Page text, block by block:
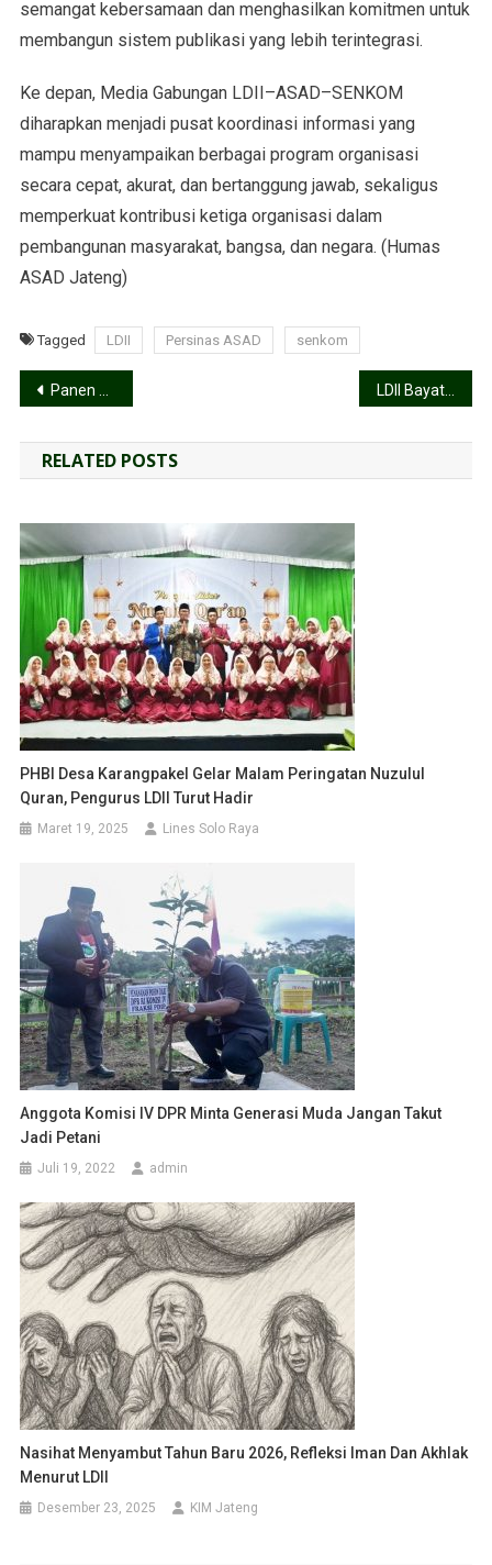
semangat kebersamaan dan menghasilkan komitmen untuk
membangun sistem publikasi yang lebih terintegrasi.
Ke depan, Media Gabungan LDII–ASAD–SENKOM
diharapkan menjadi pusat koordinasi informasi yang
mampu menyampaikan berbagai program organisasi
secara cepat, akurat, dan bertanggung jawab, sekaligus
memperkuat kontribusi ketiga organisasi dalam
pembangunan masyarakat, bangsa, dan negara. (Humas
ASAD Jateng)
Tagged LDII Persinas ASAD senkom
Panen Raya Bawang Merah, LDII Bayat Klaten Perkuat Ketahanan Pangan dan Ekonomi Petani
RELATED POSTS
PHBI Desa Karangpakel Gelar Malam Peringatan Nuzulul
Quran, Pengurus LDII Turut Hadir
Maret 19, 2025 Lines Solo Raya
Anggota Komisi IV DPR Minta Generasi Muda Jangan Takut
Jadi Petani
Juli 19, 2022 admin
Nasihat Menyambut Tahun Baru 2026, Refleksi Iman Dan Akhlak
Menurut LDII
Desember 23, 2025 KIM Jateng